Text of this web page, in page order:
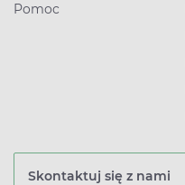
Pomoc
Skontaktuj się z nami